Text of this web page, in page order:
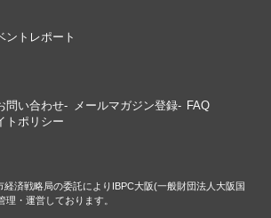
ントレポート
問い合わせ メールマガジン登録
FAQ
トポリシー
経済戦略局の委託によりIBPC大阪(一般財団法人大阪国
・運営しております。